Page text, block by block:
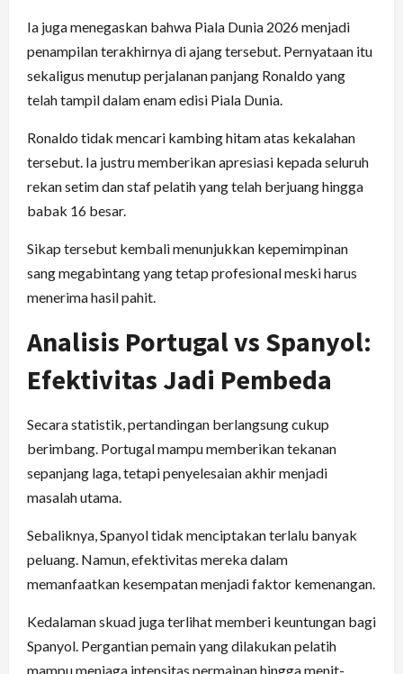
Ia juga menegaskan bahwa Piala Dunia 2026 menjadi
penampilan terakhirnya di ajang tersebut. Pernyataan itu
sekaligus menutup perjalanan panjang Ronaldo yang
telah tampil dalam enam edisi Piala Dunia.
Ronaldo tidak mencari kambing hitam atas kekalahan
tersebut. Ia justru memberikan apresiasi kepada seluruh
rekan setim dan staf pelatih yang telah berjuang hingga
babak 16 besar.
Sikap tersebut kembali menunjukkan kepemimpinan
sang megabintang yang tetap profesional meski harus
menerima hasil pahit.
Analisis Portugal vs Spanyol:
Efektivitas Jadi Pembeda
Secara statistik, pertandingan berlangsung cukup
berimbang. Portugal mampu memberikan tekanan
sepanjang laga, tetapi penyelesaian akhir menjadi
masalah utama.
Sebaliknya, Spanyol tidak menciptakan terlalu banyak
peluang. Namun, efektivitas mereka dalam
memanfaatkan kesempatan menjadi faktor kemenangan.
Kedalaman skuad juga terlihat memberi keuntungan bagi
Spanyol. Pergantian pemain yang dilakukan pelatih
mampu menjaga intensitas permainan hingga menit-